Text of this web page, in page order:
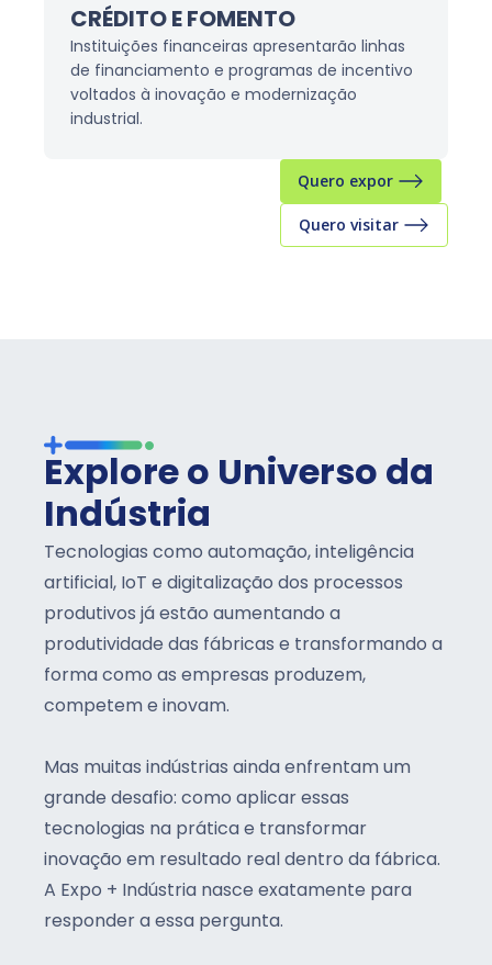
CRÉDITO E FOMENTO
Instituições financeiras apresentarão linhas
de financiamento e programas de incentivo
voltados à inovação e modernização
industrial.
Quero expor
Quero visitar
Explore o Universo da
Indústria
Tecnologias como automação, inteligência
artificial, IoT e digitalização dos processos
produtivos já estão aumentando a
produtividade das fábricas e transformando a
forma como as empresas produzem,
competem e inovam.
Mas muitas indústrias ainda enfrentam um
grande desafio: como aplicar essas
tecnologias na prática e transformar
inovação em resultado real dentro da fábrica.
A Expo + Indústria nasce exatamente para
responder a essa pergunta.